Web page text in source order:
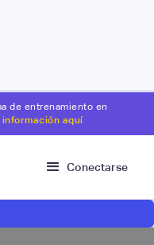
de entrenamiento en
información aquí
Conectarse